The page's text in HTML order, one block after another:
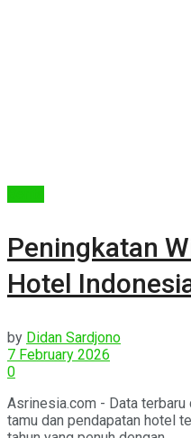
Peningkatan
Hotel
by Didan Sardjono
7 February 2026
0
Asrinesia.com - Data
tamu dan pendapatan hotel